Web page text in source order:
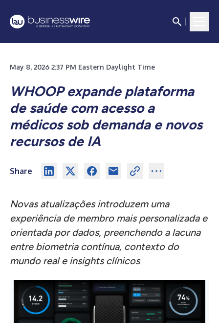
May 8, 2026 2:37 PM Eastern Daylight Time
WHOOP expande plataforma
de saúde com acesso a
médicos sob demanda e novos
recursos de IA
Share
Novas atualizações introduzem uma
experiência de membro mais personalizada e
orientada por dados, preenchendo a lacuna
entre biometria contínua, contexto do
mundo real e insights clínicos